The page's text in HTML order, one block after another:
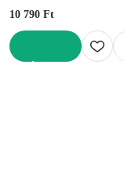
10 790 Ft